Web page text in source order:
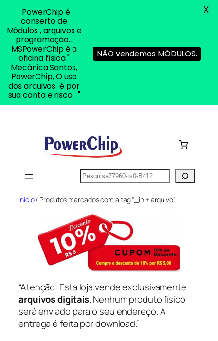
Pesquisar
Início/ Produtos marcados com a tag “_in + arquivo”
“Atenção: Esta loja vende exclusivamente
arquivos digitais. Nenhum produto físico
será enviado para o seu endereço. A
entrega é feita por download.”
PowerChip é
conserto de
Módulos , arquivos e
programação...
MSPowerChip é a
oficina física "
Mecânica Santos,
PowerChip, O uso
dos arquivos é por
sua conta e risco. "
NÃO vendemos MÓDULOS.
X